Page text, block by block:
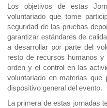
Los objetivos de estas
voluntariado que tome
seguridad de las pruebas
garantizar estándares de
a desarrollar por parte del
resto de recursos humanos y
orden y el control en las
voluntariado en materias que
dispositivo general del evento.
La primera de estas jornadas